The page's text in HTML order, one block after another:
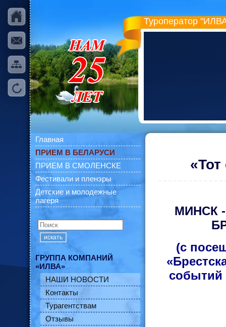
Туроператор
Главная
ПРИЕМ В БЕЛАРУСИ
ПРИЕМ В СМОЛЕНСКЕ
Фестивали и пленэры
Детские и молодежные
лагеря
искать
ГРУППА КОМПАНИЙ
«ИЛВА»
НАШИ НОВОСТИ
Контакты
Турагентствам
Отзывы
МИНСК
(с
событий